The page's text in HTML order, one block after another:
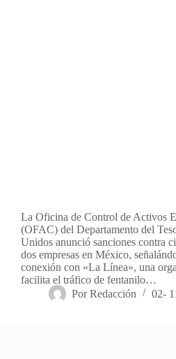
La Oficina de Control de Activos
(OFAC) del Departamento del
Unidos anunció sanciones contra
dos empresas en México,
conexión con «La Línea», una
facilita el tráfico de fentanilo…
Por Redacción 02-